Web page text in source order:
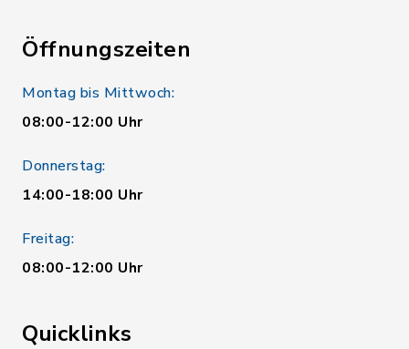
Öffnungszeiten
Montag bis Mittwoch:
08:00-12:00 Uhr
Donnerstag:
14:00-18:00 Uhr
Freitag:
08:00-12:00 Uhr
Quicklinks